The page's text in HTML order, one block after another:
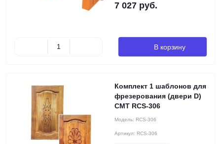
7 027 руб.
В корзину
Комплект 1 шаблонов для
фрезерования (двери D)
CMT RCS-306
Модель: RCS-306
Артикул: RCS-306